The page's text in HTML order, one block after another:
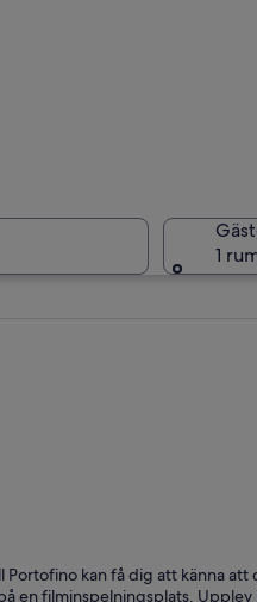
1
människor, Stränder och Hav
Portofino kan få dig att känna att
en filminspelningsplats. Upplev